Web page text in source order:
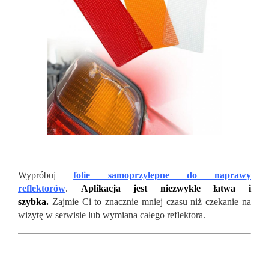
Wypróbujfolie samoprzylepne do naprawy
reflektorów. Aplikacja jest niezwykle łatwa i
szybka. Zajmie Ci to znacznie mniej czasu niż czekanie na
wizytę w serwisie lub wymiana całego reflektora.